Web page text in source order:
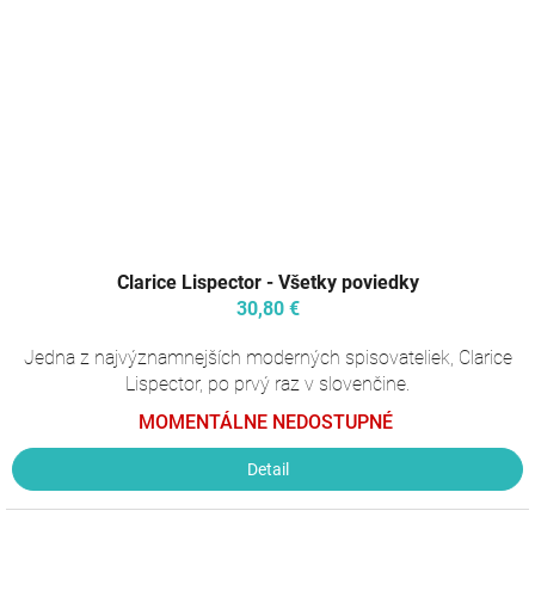
Clarice Lispector - Všetky poviedky
30,80 €
Jedna z najvýznamnejších moderných spisovateliek, Clarice
Lispector, po prvý raz v slovenčine.
MOMENTÁLNE NEDOSTUPNÉ
Detail